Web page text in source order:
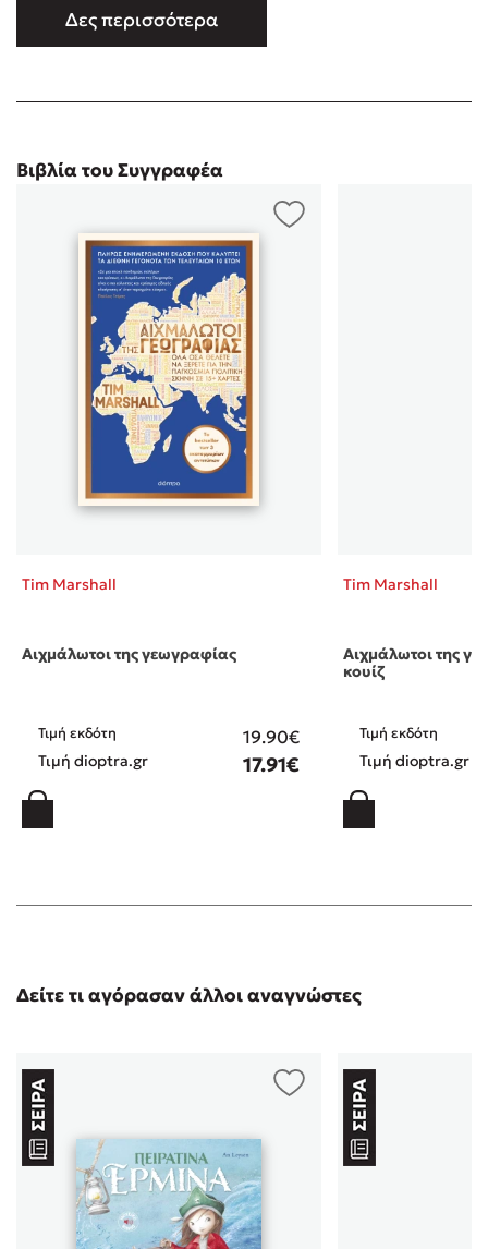
Μακεδονία, Κόσοβο, Αφγανιστάν, Ιράκ, Λίβανο και Ισραήλ,
ενώ έχει καλύψει τρεις αμερικανικές προεδρικές εκλογές. Το
Δες περισσότερα
Βιβλία του Συγγραφέα
Tim Marshall
Αιχμάλωτοι της γεωγραφίας
Τιμή εκδότη 19.90€
Τιμή dioptra.gr 17.91€
Tim Marshall
Αιχμάλωτοι της
κουίζ
Τιμή εκδότη
Τιμή dioptra.gr
Δείτε τι αγόρασαν άλλοι αναγνώστες